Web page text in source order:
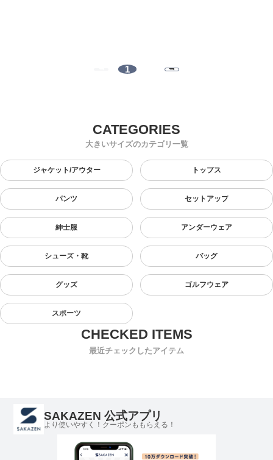
1
大きいサイズのカテゴリ一覧
ジャケット/アウター トップス
パンツ セットアップ
紳士服 アンダーウェア
シューズ・靴 バッグ
グッズ ゴルフウェア
スポーツ
最近チェックしたアイテム
SAKAZEN 公式アプリ
より使いやすく！クーポンももらえる！